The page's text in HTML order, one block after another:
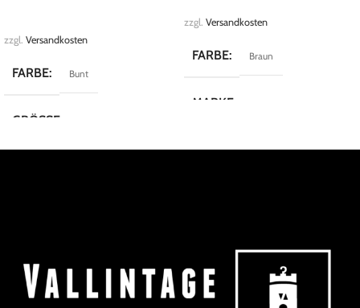
zzgl. Versandkosten
FARBE Bunt
GRÖSSE
zzgl. Versandkosten
FARBE Braun
MARKE